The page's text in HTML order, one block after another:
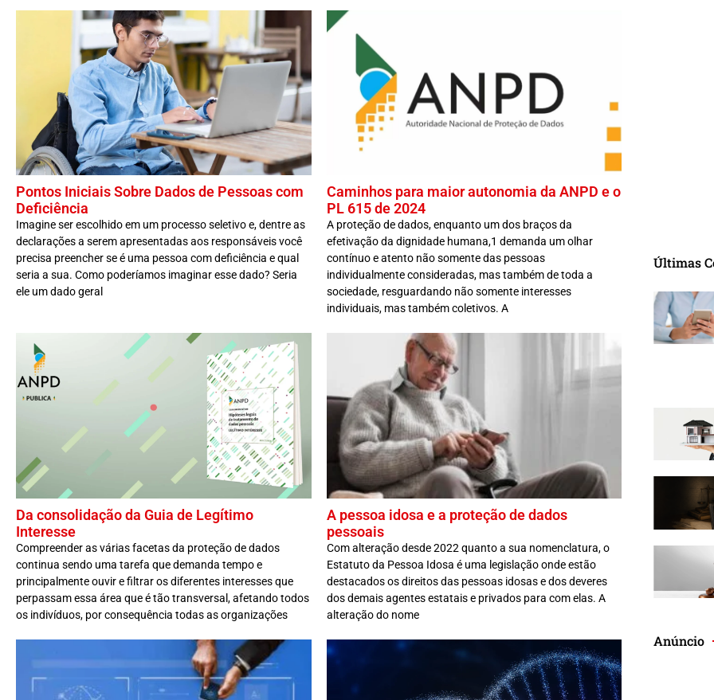
Pontos Iniciais Sobre Dados de Pessoas com
Deficiência
Imagine ser escolhido em um processo seletivo e, dentre as
declarações a serem apresentadas aos responsáveis você
precisa preencher se é uma pessoa com deficiência e qual
seria a sua. Como poderíamos imaginar esse dado? Seria
ele um dado geral
Caminhos para maior autonomia da ANPD e o
PL 615 de 2024
A proteção de dados, enquanto um dos braços da
efetivação da dignidade humana,1 demanda um olhar
contínuo e atento não somente das pessoas
individualmente consideradas, mas também de toda a
sociedade, resguardando não somente interesses
individuais, mas também coletivos. A
Da consolidação da Guia de Legítimo
Interesse
Compreender as várias facetas da proteção de dados
continua sendo uma tarefa que demanda tempo e
principalmente ouvir e filtrar os diferentes interesses que
perpassam essa área que é tão transversal, afetando todos
os indivíduos, por consequência todas as organizações
A pessoa idosa e a proteção de dados
pessoais
Com alteração desde 2022 quanto a sua nomenclatura, o
Estatuto da Pessoa Idosa é uma legislação onde estão
destacados os direitos das pessoas idosas e dos deveres
dos demais agentes estatais e privados para com elas. A
alteração do nome
Últimas
Anúncio